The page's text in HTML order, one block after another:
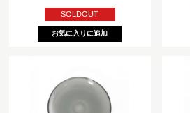
SOLDOUT